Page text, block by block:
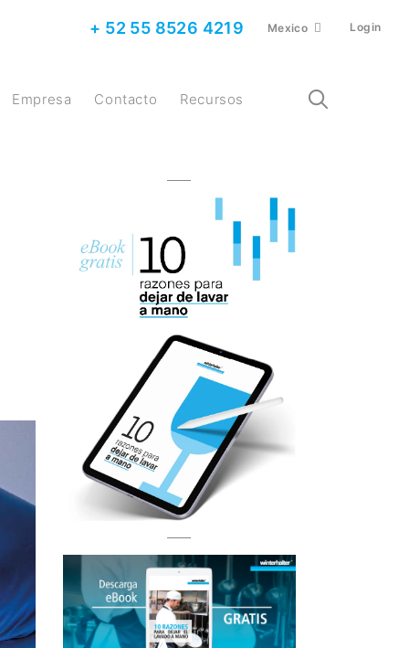
+ 52 55 8526 4219 Mexico Login
Empresa Contacto Recursos